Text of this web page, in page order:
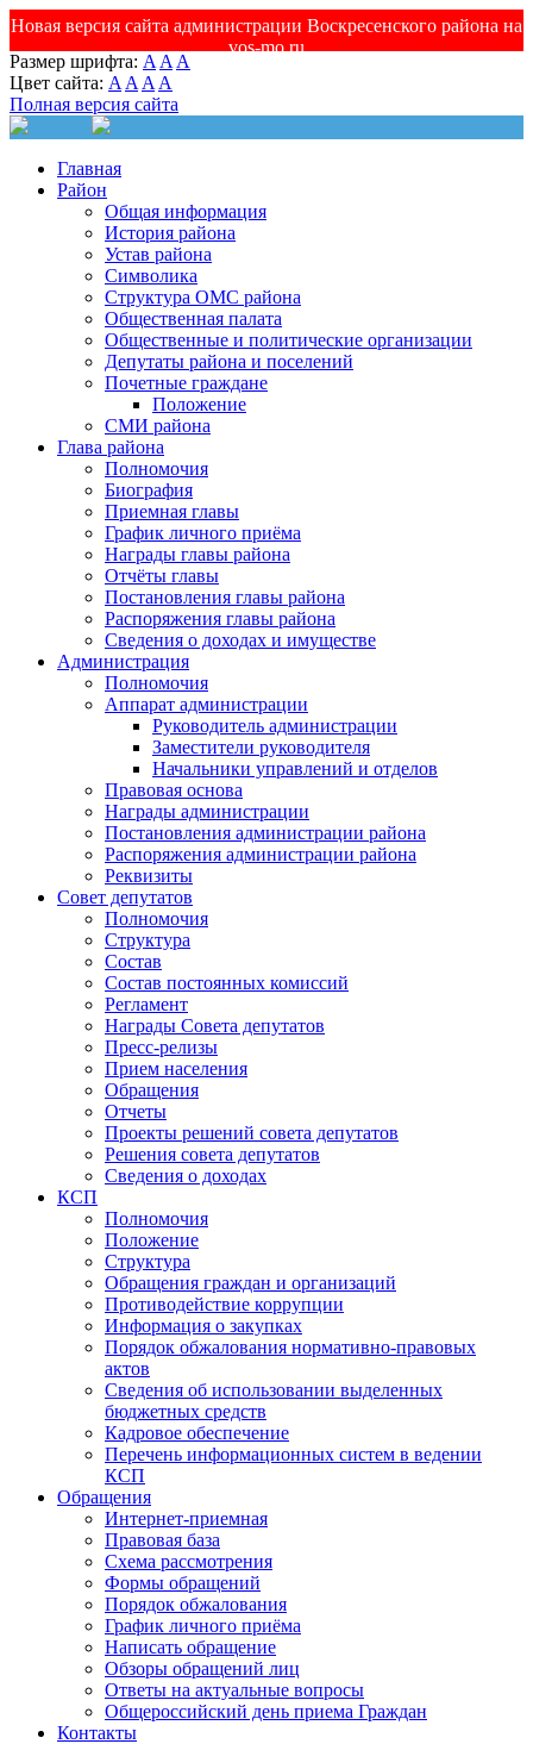
Новая версия сайта администрации Воскресенского района на
vos-mo.ru
Размер шрифта: A A A
Цвет сайта: A A A A
Полная версия сайта
Главная
Район
Общая информация
История района
Устав района
Символика
Структура ОМС района
Общественная палата
Общественные и политические организации
Депутаты района и поселений
Почетные граждане
Положение
СМИ района
Глава района
Полномочия
Биография
Приемная главы
График личного приёма
Награды главы района
Отчёты главы
Постановления главы района
Распоряжения главы района
Сведения о доходах и имуществе
Администрация
Полномочия
Аппарат администрации
Руководитель администрации
Заместители руководителя
Начальники управлений и отделов
Правовая основа
Награды администрации
Постановления администрации района
Распоряжения администрации района
Реквизиты
Совет депутатов
Полномочия
Структура
Состав
Состав постоянных комиссий
Регламент
Награды Совета депутатов
Пресс-релизы
Прием населения
Обращения
Отчеты
Проекты решений совета депутатов
Решения совета депутатов
Сведения о доходах
КСП
Полномочия
Положение
Структура
Обращения граждан и организаций
Противодействие коррупции
Информация о закупках
Порядок обжалования нормативно-правовых
актов
Сведения об использовании выделенных
бюджетных средств
Кадровое обеспечение
Перечень информационных систем в ведении
КСП
Обращения
Интернет-приемная
Правовая база
Схема рассмотрения
Формы обращений
Порядок обжалования
График личного приёма
Написать обращение
Обзоры обращений лиц
Ответы на актуальные вопросы
Общероссийский день приема Граждан
Контакты